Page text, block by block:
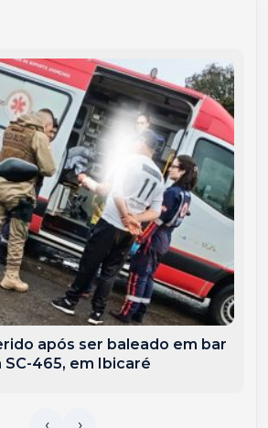
após ser baleado em bar
SC-465, em Ibicaré